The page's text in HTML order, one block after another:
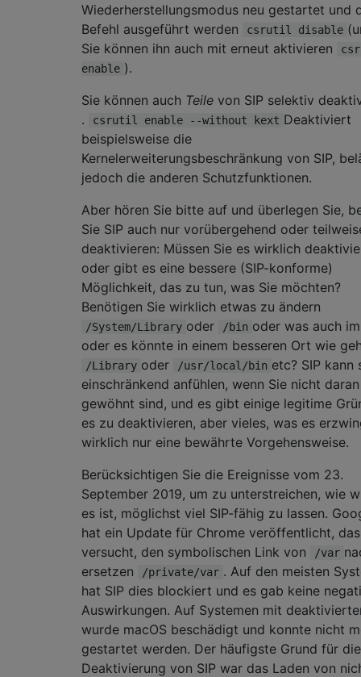
Wiederherstellungsmodus neu gestartet und
Befehl ausgeführt werden
csrutil disable
Sie können ihn auch mit erneut aktivieren
enable ).
Sie können auch Teile von SIP selektiv
.
csrutil enable --without kext Deaktiviert
beispielsweise die
Kernelerweiterungsbeschränkung von SIP,
jedoch die anderen Schutzfunktionen.
Aber hören Sie bitte auf und überlegen Sie,
Sie SIP auch nur vorübergehend oder
deaktivieren: Müssen Sie es wirklich
oder gibt es eine bessere (SIP-konforme)
Möglichkeit, das zu tun, was Sie möchten?
Benötigen Sie wirklich etwas zu ändern
/System/Library oder /bin oder was auch
oder es könnte in einem besseren Ort wie
/Library oder /usr/local/bin etc? SIP kann
einschränkend anfühlen, wenn Sie nicht daran
gewöhnt sind, und es gibt einige legitime
es zu deaktivieren, aber vieles, was es
wirklich nur eine bewährte Vorgehensweise.
Berücksichtigen Sie die Ereignisse vom 23.
September 2019, um zu unterstreichen, wie
es ist, möglichst viel SIP-fähig zu lassen.
hat ein Update für Chrome veröffentlicht, das
versucht, den symbolischen Link von
/var
ersetzen
/private/var . Auf den meisten
hat SIP dies blockiert und es gab keine
Auswirkungen. Auf Systemen mit
wurde macOS beschädigt und konnte nicht
gestartet werden. Der häufigste Grund für die
Deaktivierung von SIP war das Laden von